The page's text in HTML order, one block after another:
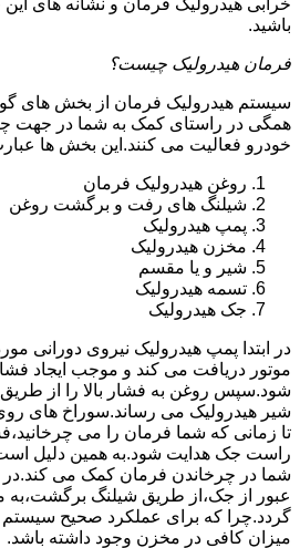
باشید.
فرمان هیدرولیک چیست؟
سیستم هیدرولیک فرمان از بخش های
همگی در راستای کمک به شما در جهت
خودرو فعالیت می کنند.این بخش ها
روغن هیدرولیک فرمان
شیلنگ های رفت و برگشت روغن
پمپ هیدرولیک
مخزن هیدرولیک
شیر و یا مقسم
تسمه هیدرولیک
جک هیدرولیک
در ابتدا پمپ هیدرولیک نیروی دورانی
موتور دریافت می کند و موجب ایجاد
شود.سپس روغن به فشار بالا را از
شیر هیدرولیک می رساند.سوراخ های
تا زمانی که شما فرمان را می
راست جک هدایت شود.به همین دلیل است
شما در چرخاندن فرمان کمک می کند.در
عبور از جک،از طریق شیلنگ برگشت،به
گردد.چرا که برای عملکرد صحیح سیستم
میزان کافی در مخزن وجود داشته باشد.